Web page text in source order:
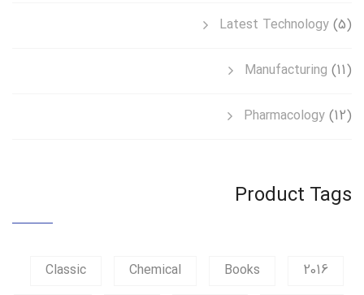
Latest Technology (5)
Manufacturing (11)
Pharmacology (12)
Product Tags
2016
Books
Chemical
Classic